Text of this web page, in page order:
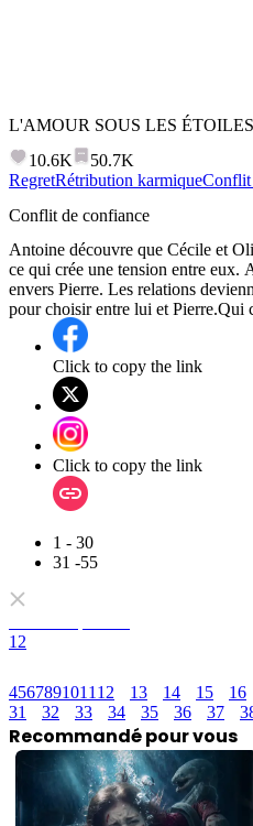
L'AMOUR SOUS LES ÉTOILES
10.6K
50.7K
RegretRétribution karmique
Conflit de confiance
Antoine découvre que Cécile et
ce qui crée une tension entre eux.
envers Pierre. Les relations
pour choisir entre lui et Pierre.Qui
Click to copy the link
Click to copy the link
1 - 30
31 -55
1 2
4567891011 12 13 14 15 16
31
32 33 34 35 36 37
Recommandé pour vous